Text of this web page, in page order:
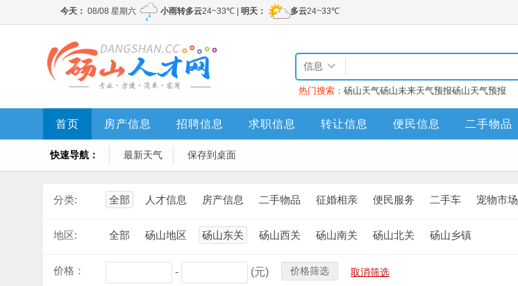
信息
热门搜索： 砀山天气砀山未来天气预报砀山天气预报
首页 房产信息 招聘信息 求职信息 转让信息 便民信息 二手物品
快速导航： 最新天气 保存到桌面
分类: 全部 人才信息 房产信息 二手物品 征婚相亲 便民服务 二手车 宠物市场
地区: 全部 砀山地区 砀山东关 砀山西关 砀山南关 砀山北关 砀山乡镇
价格： - (元) 价格筛选 取消筛选